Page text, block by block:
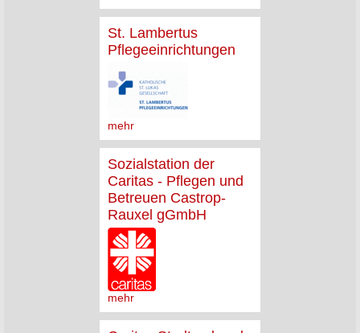
St. Lambertus
Pflegeeinrichtungen
mehr
Sozialstation der
Caritas - Pflegen und
Betreuen Castrop-
Rauxel gGmbH
mehr